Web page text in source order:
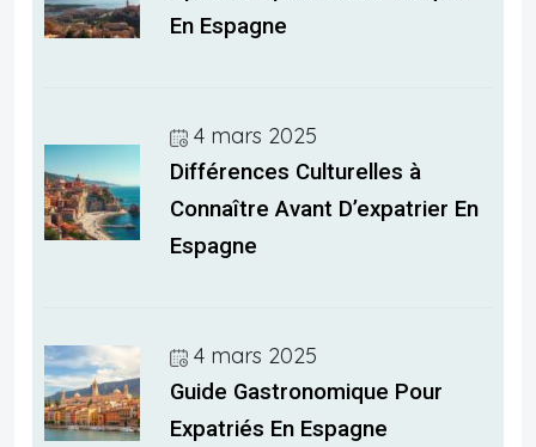
En Espagne
4 mars 2025
Différences Culturelles à
Connaître Avant D’expatrier En
Espagne
4 mars 2025
Guide Gastronomique Pour
Expatriés En Espagne